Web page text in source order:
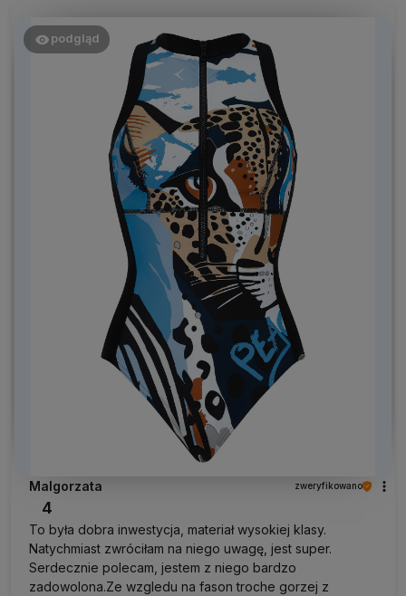
podgląd
Malgorzata zweryfikowano
4
To była dobra inwestycja, materiał wysokiej klasy.
Natychmiast zwróciłam na niego uwagę, jest super.
Serdecznie polecam, jestem z niego bardzo
zadowolona.Ze wzgledu na fason troche gorzej z